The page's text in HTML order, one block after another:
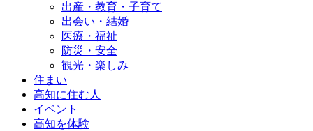
出産・教育・子育て
出会い・結婚
医療・福祉
防災・安全
観光・楽しみ
住まい
高知に住む人
イベント
高知を体験